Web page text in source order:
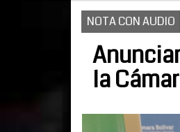
NOTA CON AUDIO
la